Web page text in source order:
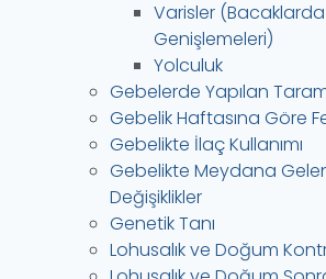
Varisler
Genişlemeleri)
Yolculuk
Gebelerde Yapılan
Gebelik Haftasına Göre
Gebelikte İlaç Kullanımı
Gebelikte Meydana
Değişiklikler
Genetik Tanı
Lohusalık ve Doğum